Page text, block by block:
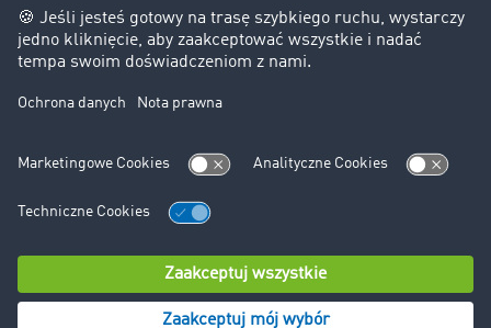
Ochrona danych
Ustawienia plików cookies